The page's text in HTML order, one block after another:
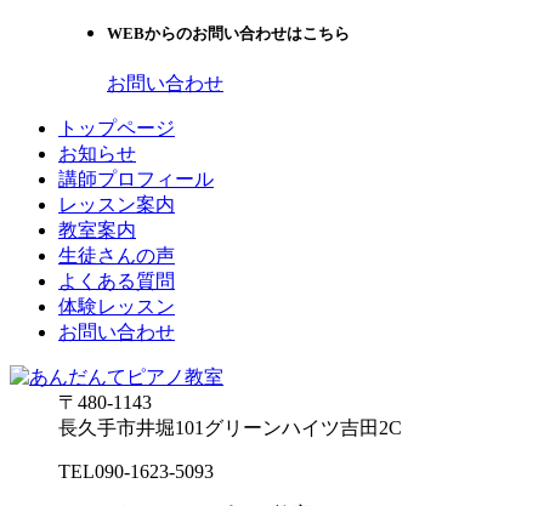
WEBからのお問い合わせはこちら
お問い合わせ
トップページ
お知らせ
講師プロフィール
レッスン案内
教室案内
生徒さんの声
よくある質問
体験レッスン
お問い合わせ
〒480-1143
長久手市井堀101グリーンハイツ吉田2C
TEL090-1623-5093